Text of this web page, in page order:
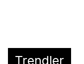
Trendler